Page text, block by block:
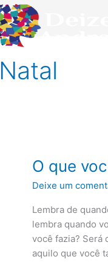
Natal
O que
Deixe um
Lembra de
lembra quando
você fazia? Será
aquilo que você
O
você
quer
ganhar
neste
Natal?